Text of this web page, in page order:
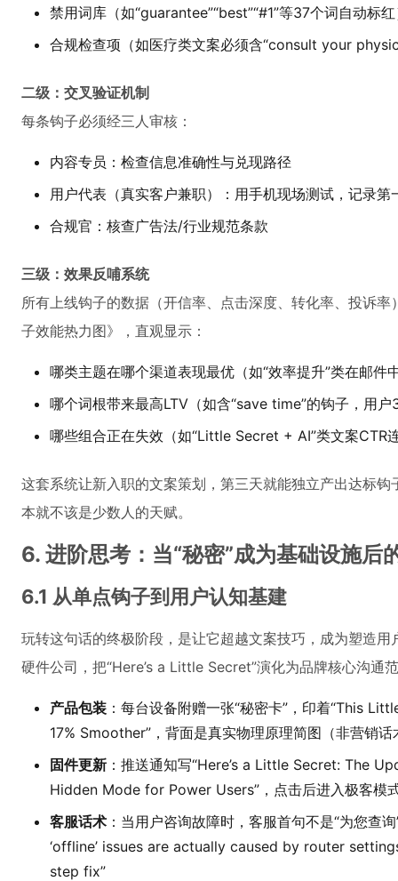
禁用词库（如“guarantee”“best”“#1”等37个词自动标
合规检查项（如医疗类文案必须含“consult your
二级：交叉验证机制
每条钩子必须经三人审核：
内容专员：检查信息准确性与兑现路径
用户代表（真实客户兼职）：用手机现场测试，记录第
合规官：核查广告法/行业规范条款
三级：效果反哺系统
所有上线钩子的数据（开信率、点击深度、转化率、投诉
子效能热力图》，直观显示：
哪类主题在哪个渠道表现最优（如“效率提升”类在邮件
哪个词根带来最高LTV（如含“save time”的钩子，用
哪些组合正在失效（如“Little Secret + AI”类文案CTR
这套系统让新入职的文案策划，第三天就能独立产出达标
本就不该是少数人的天赋。
6. 进阶思考：当“秘密”成为基础设施后
6.1 从单点钩子到用户认知基建
玩转这句话的终极阶段，是让它超越文案技巧，成为塑造
硬件公司，把“Here’s a Little Secret”演化为品牌核心沟通
产品包装 ：每台设备附赠一张“秘密卡”，印着“This
17% Smoother”，背面是真实物理原理简图（非营销话
固件更新 ：推送通知写“Here’s a Little Secret: The
Hidden Mode for Power Users”，点击后进入极客模
客服话术 ：当用户咨询故障时，客服首句不是“为您查
‘offline’ issues are actually caused by router
step fix”